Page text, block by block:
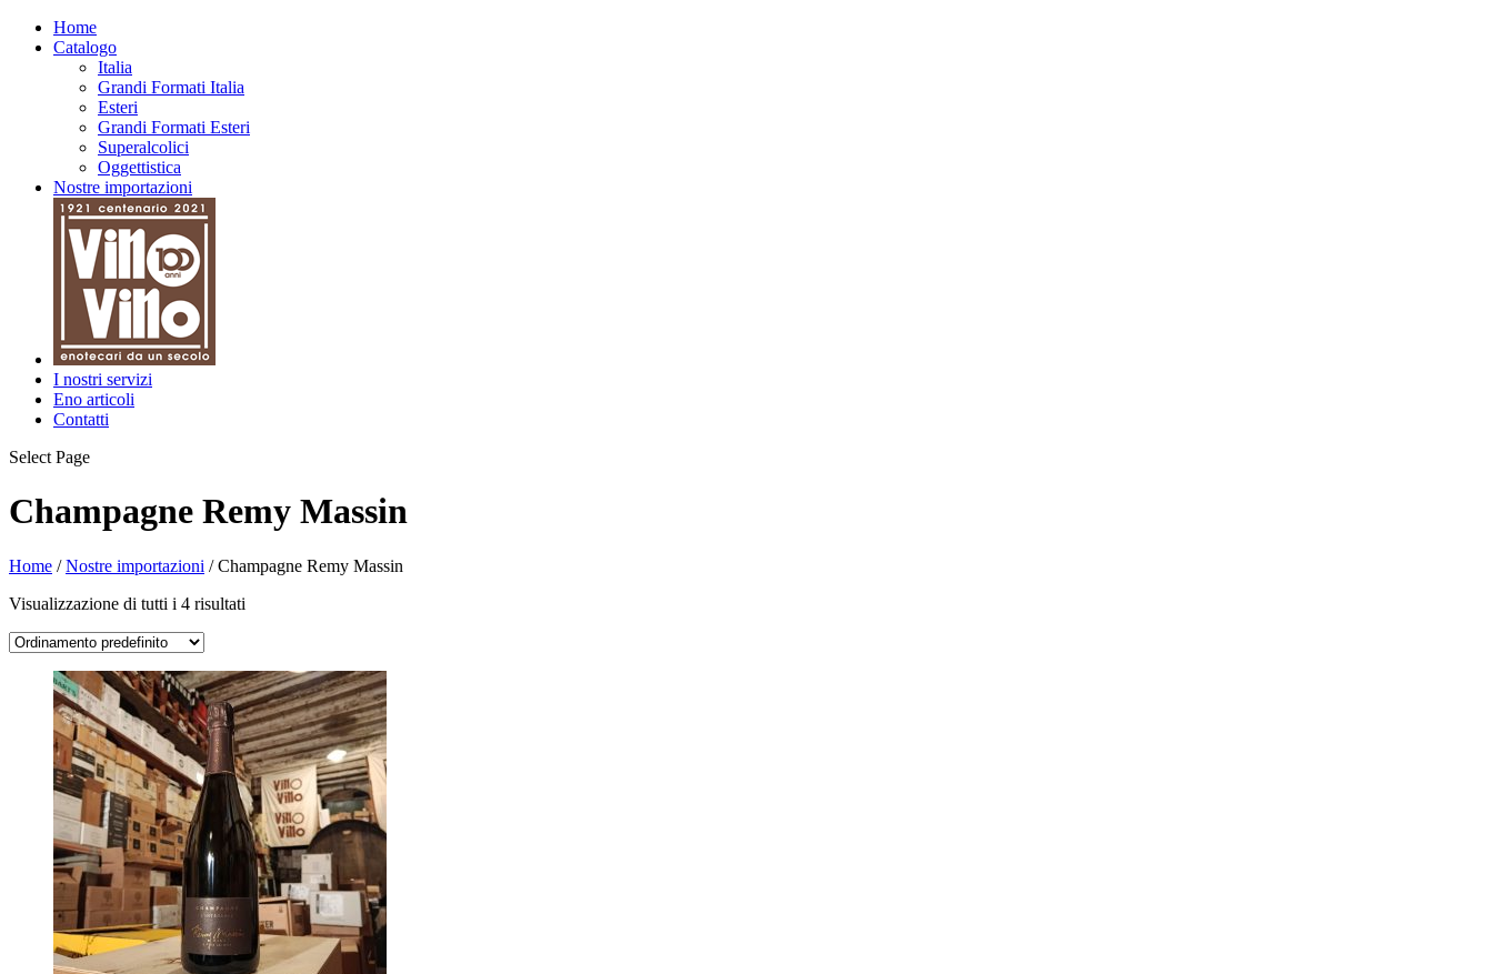
Home
Catalogo
Italia
Grandi Formati Italia
Esteri
Grandi Formati Esteri
Superalcolici
Oggettistica
Nostre importazioni
I nostri servizi
Eno articoli
Contatti
Select Page
Champagne Remy Massin
Home /Nostre importazioni / Champagne Remy Massin
Visualizzazione di tutti i 4 risultati